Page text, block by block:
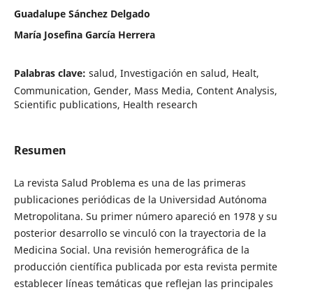
Guadalupe Sánchez Delgado
María Josefina García Herrera
Palabras clave: salud, Investigación en salud, Healt,
Communication, Gender, Mass Media, Content Analysis,
Scientific publications, Health research
Resumen
La revista Salud Problema es una de las primeras
publicaciones periódicas de la Universidad Autónoma
Metropolitana. Su primer número apareció en 1978 y su
posterior desarrollo se vinculó con la trayectoria de la
Medicina Social. Una revisión hemerográfica de la
producción científica publicada por esta revista permite
establecer líneas temáticas que reflejan las principales